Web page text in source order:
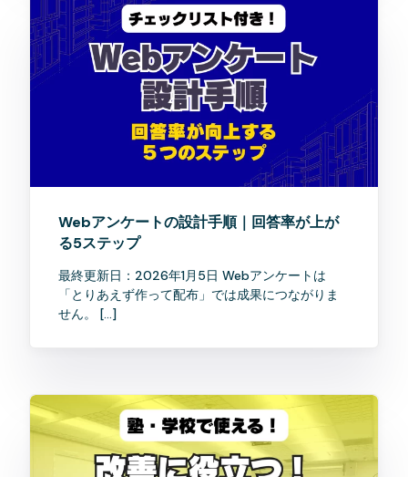
Webアンケートの設計手順｜回答率が上が
る5ステップ
最終更新日：2026年1月5日 Webアンケートは
「とりあえず作って配布」では成果につながりま
せん。 […]